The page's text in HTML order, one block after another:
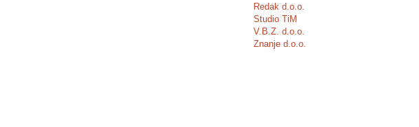
Redak d.o.o.
Studio TiM
V.B.Z. d.o.o.
Znanje d.o.o.